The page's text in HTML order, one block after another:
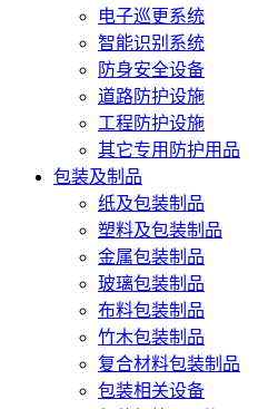
电子巡更系统
智能识别系统
防身安全设备
道路防护设施
工程防护设施
其它专用防护用品
包装及制品
纸及包装制品
塑料及包装制品
金属包装制品
玻璃包装制品
布料包装制品
竹木包装制品
复合材料包装制品
包装相关设备